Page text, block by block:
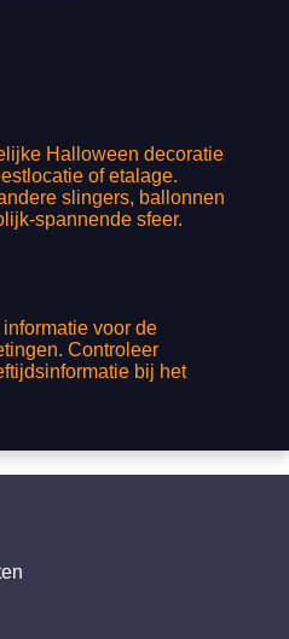
Halloween decoratie
of etalage.
slingers, ballonnen
spannende sfeer.
informatie voor de
Controleer
bij het